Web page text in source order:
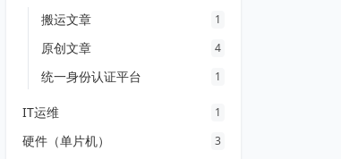
搬运文章 1
原创文章 4
统一身份认证平台 1
IT运维 1
硬件（单片机） 3